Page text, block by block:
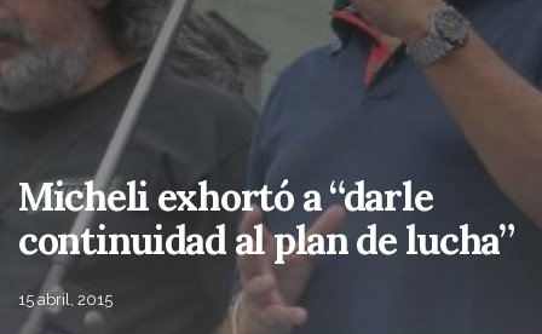
Micheli exhortó a “darle
continuidad al plan de lucha”
15 abril, 2015